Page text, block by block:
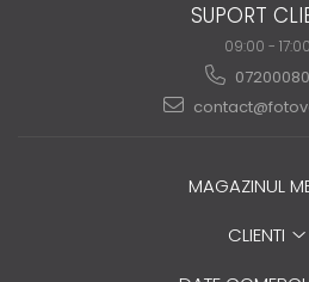
SUPORT
09:00 - 17:00
MAGAZINUL
CLIENTI